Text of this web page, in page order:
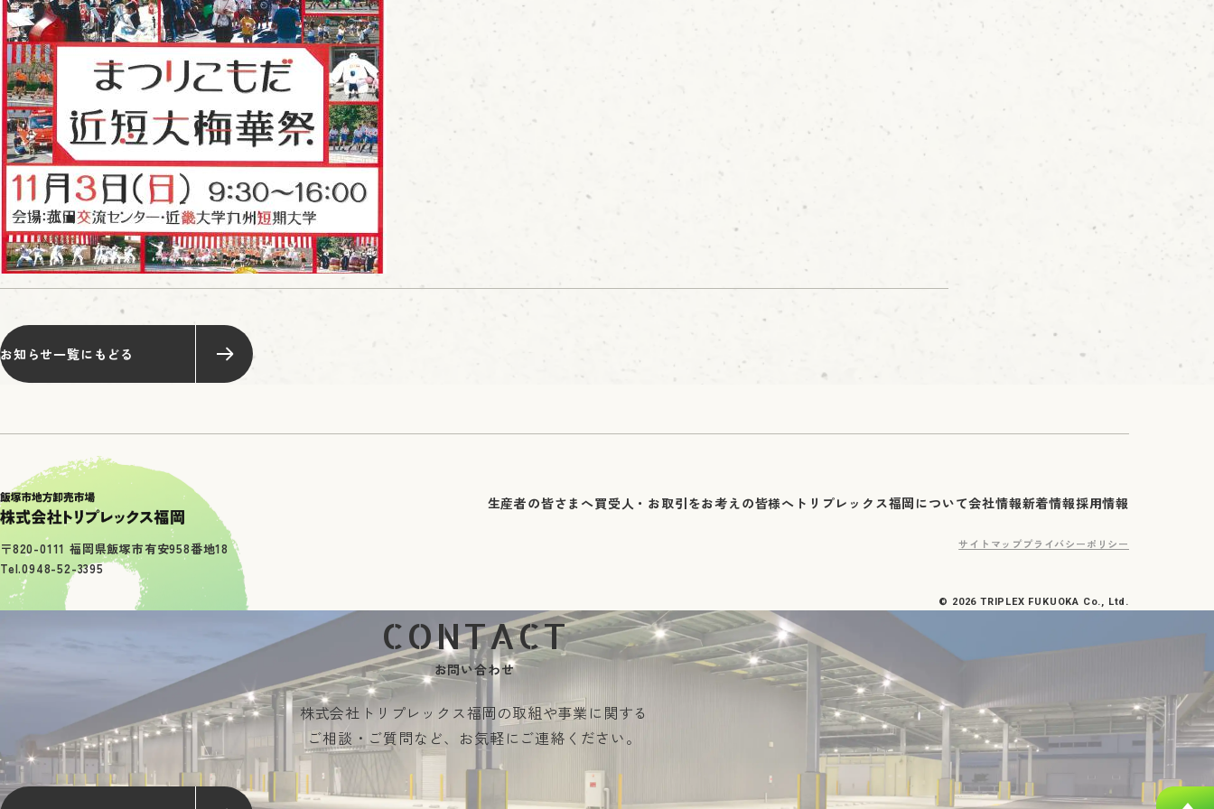
お知らせ一覧にもどる
〒820-0111 福岡県飯塚市有安958番地18
Tel.0948-52-3395
生産者の皆さまへ買受人・お取引をお考えの皆様へ トリプレックス福岡について会社情報新着情報採用情報
サイトマッププライバシーポリシー
© 2026 TRIPLEX FUKUOKA Co., Ltd.
お問い合わせ
株式会社トリプレックス福岡の取組や事業に関する
ご相談・ご質問など、 お気軽にご連絡ください。